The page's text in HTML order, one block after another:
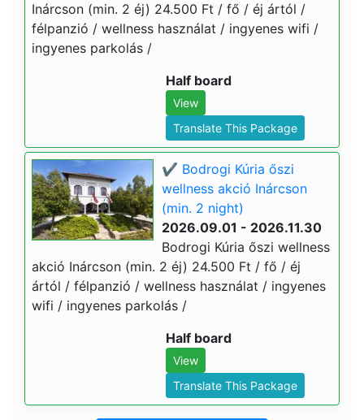
Inárcson (min. 2 éj) 24.500 Ft / fő / éj ártól /
félpanzió / wellness használat / ingyenes wifi /
ingyenes parkolás /
Half board
View
Translate This Package
✔️ Bodrogi Kúria őszi
wellness akció Inárcson
(min. 2 night)
2026.09.01 - 2026.11.30
Bodrogi Kúria őszi wellness
akció Inárcson (min. 2 éj) 24.500 Ft / fő / éj
ártól / félpanzió / wellness használat / ingyenes
wifi / ingyenes parkolás /
Half board
View
Translate This Package